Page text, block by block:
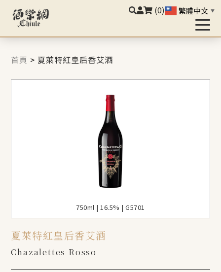
(0) 繁體中文 ▼
首頁 > 夏萊特紅皇后香艾酒
750ml | 16.5% | G5701
夏萊特紅皇后香艾酒
Chazalettes Rosso